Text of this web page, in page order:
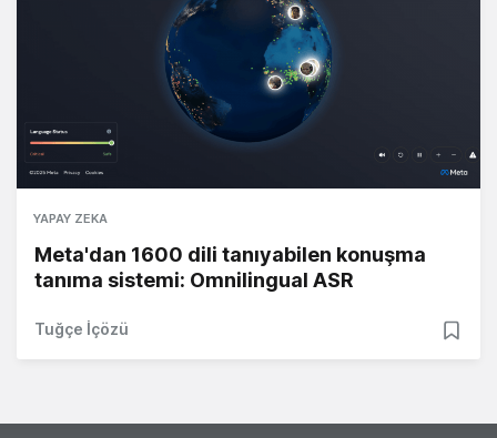
YAPAY ZEKA
Meta'dan 1600 dili tanıyabilen konuşma
tanıma sistemi: Omnilingual ASR
Tuğçe İçözü